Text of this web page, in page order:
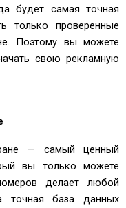
будет самая точная
только проверенные
Поэтому вы можете
свою рекламную
— самый ценный
вы только можете
делает любой
точная база данных